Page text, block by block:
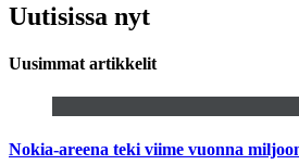
Uutisissa nyt
Uusimmat artikkelit
Nokia-areena teki viime vuonna